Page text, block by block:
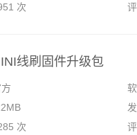
次
线刷固件升级包
次